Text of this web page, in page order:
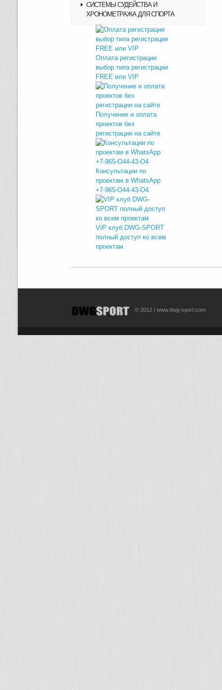
СИСТЕМЫ СУДЕЙСТВА И
ХРОНОМЕТРАЖА ДЛЯ СПОРТА
Оплата регистрации
выбор типа регистрации
FREE или VIP
Получение и оплата
проектов без
регистрации на сайте
Консультации по
проектам в WhatsApp
+7-965-O44-43-O4
VIP клуб DWG-SPORT
полный доступ ко всем
проектам
© 2012 | www.dwg-sport.com